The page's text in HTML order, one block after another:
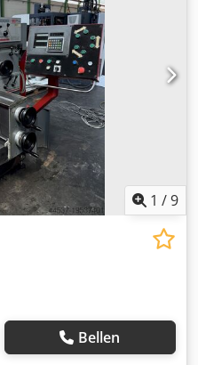
1 /9
Bellen